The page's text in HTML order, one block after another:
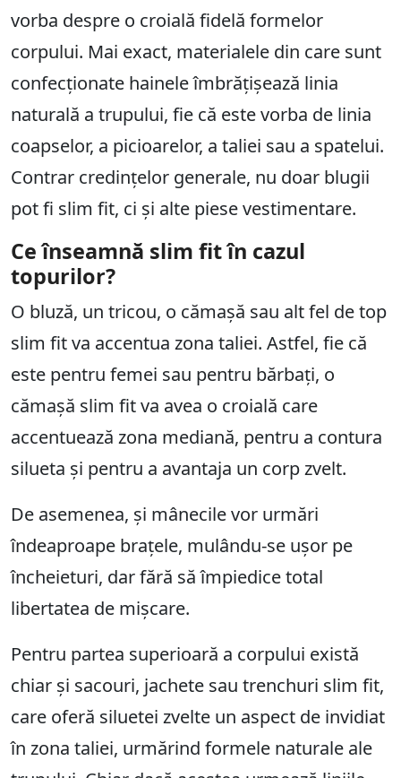
vorba despre o croială fidelă formelor
corpului. Mai exact, materialele din care sunt
confecționate hainele îmbrățișează linia
naturală a trupului, fie că este vorba de linia
coapselor, a picioarelor, a taliei sau a spatelui.
Contrar credințelor generale, nu doar blugii
pot fi slim fit, ci și alte piese vestimentare.
Ce înseamnă slim fit în cazul
topurilor?
O bluză, un tricou, o cămașă sau alt fel de top
slim fit va accentua zona taliei. Astfel, fie că
este pentru femei sau pentru bărbați, o
cămașă slim fit va avea o croială care
accentuează zona mediană, pentru a contura
silueta și pentru a avantaja un corp zvelt.
De asemenea, și mânecile vor urmări
îndeaproape brațele, mulându-se ușor pe
încheieturi, dar fără să împiedice total
libertatea de mișcare.
Pentru partea superioară a corpului există
chiar și sacouri, jachete sau trenchuri slim fit,
care oferă siluetei zvelte un aspect de invidiat
în zona taliei, urmărind formele naturale ale